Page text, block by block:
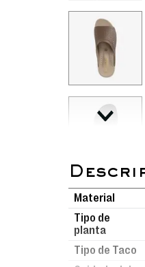
Material
Tipo de
planta
Tipo de Taco